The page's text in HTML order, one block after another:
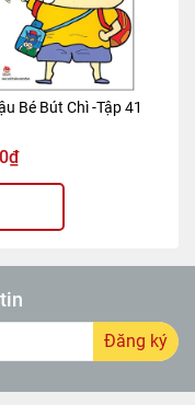
Bé Bút Chì -Tập 41
Đăng ký